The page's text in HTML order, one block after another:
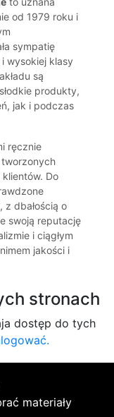
od 1979 roku i
sympatię
wysokiej klasy
są
produkty,
jak i podczas
ręcznie
Do
z dbałością o
swoją reputację
i ciągłym
jakości i
stronach
dostęp do tych
materiały